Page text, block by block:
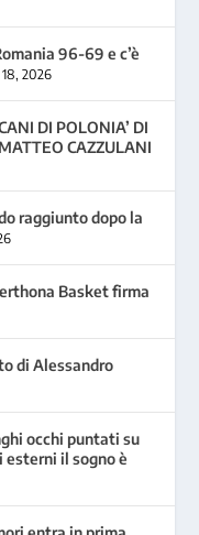
96-69 e c’è
2026
DI POLONIA’ DI
CAZZULANI
raggiunto dopo la
Basket firma
di Alessandro
occhi puntati su
esterni il sogno è